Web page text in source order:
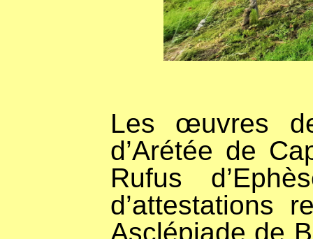
Les œuvres
d’Arétée de
Rufus
d’attestations
Asclépiade de